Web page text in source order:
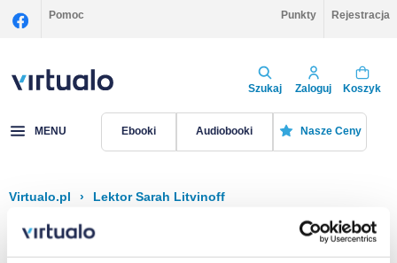
Pomoc Punkty Rejestracja
Szukaj Zaloguj Koszyk
MENU Ebooki Audiobooki Nasze Ceny
Virtualo.pl › Lektor Sarah Litvinoff
Filtruj Sortuj